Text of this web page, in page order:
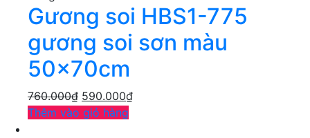
Gương soi HBS1-775
gương soi sơn màu
50x70cm
760.000₫ 590.000₫
Thêm vào giỏ hàng